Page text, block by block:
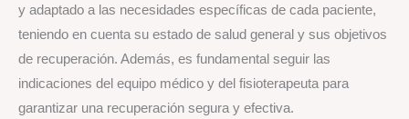
y adaptado a las necesidades específicas de cada paciente,
teniendo en cuenta su estado de salud general y sus objetivos
de recuperación. Además, es fundamental seguir las
indicaciones del equipo médico y del fisioterapeuta para
garantizar una recuperación segura y efectiva.